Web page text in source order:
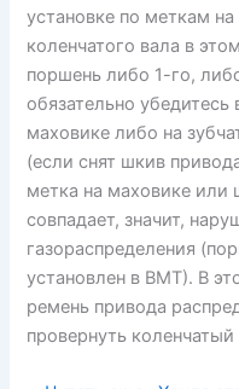
установке по меткам
коленчатого вала в
поршень либо 1-го,
обязательно
маховике либо на
(если снят шкив
метка на маховике или
совпадает, значит,
газораспределения
установлен в ВМТ). В
ремень привода
провернуть